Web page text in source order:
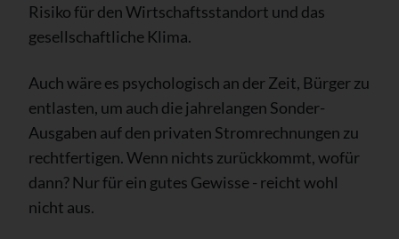
Risiko für den Wirtschaftsstandort und das
gesellschaftliche Klima.
Auch wäre es psychologisch an der Zeit, Bürger zu
entlasten, um auch die jahrelangen Sonder-
Ausgaben auf den privaten Stromrechnungen zu
rechtfertigen. Wenn nichts zurückkommt, wofür
dann? Nur für ein gutes Gewisse - reicht wohl
nicht aus.